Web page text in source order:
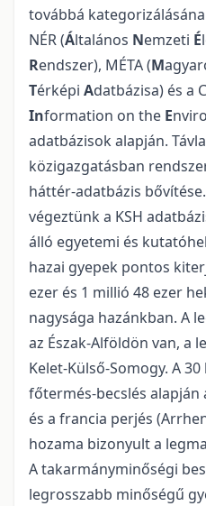
továbbá
NÉR (Általános Nemzeti É
Rendszer), MÉTA (M
Térképi Adatbázisa) és a
Information on the E
adatbázisok alapján.
közigazgatásban
háttér-adatbázis
végeztünk a KSH
álló egyetemi és
hazai gyepek pontos
ezer és 1 millió 48 ezer
nagysága hazánkban. A
az Észak-Alföldön van, a
Kelet-Külső-Somogy. A
főtermés-becslés alapján
és a francia perjés
hozama bizonyult a
A takarmányminőségi
legrosszabb minőségű